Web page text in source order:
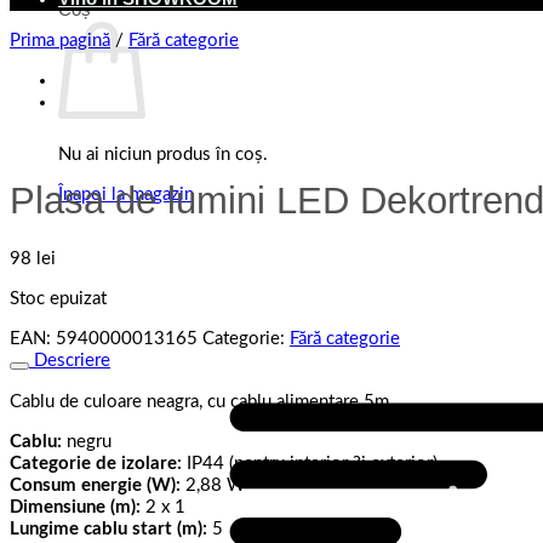
Coș
Nu ai niciun produs în coș.
Înapoi la magazin
Prima pagină / Fără categorie
Plasa de lumini LED Dekortrend
98 lei
Stoc epuizat
EAN: 5940000013165 Categorie: Fără categorie
Descriere
Cablu de culoare neagra, cu cablu alimentare 5m
Cablu: negru
Categorie de izolare: IP44 (pentru interior ?i exterior)
Consum energie (W): 2,88 W
Dimensiune (m): 2 x 1
Lungime cablu start (m): 5